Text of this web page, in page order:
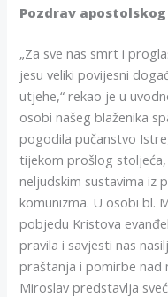
Pozdrav
„Za sve nas smrt i
jesu veliki povijesni
utjehe,“ rekao je u
osobi našeg blaženika
pogodila pučanstvo
tijekom prošlog
neljudskim sustavima iz
komunizma. U osobi bl.
pobjedu Kristova
pravila i savjesti nas
praštanja i pomirbe nad
Miroslav predstavlja